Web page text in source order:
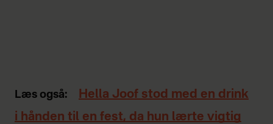
Læs også:
Hella Joof stod med en drink
i hånden til en fest, da hun lærte vigtig